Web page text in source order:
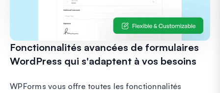
Fonctionnalités avancées de formulaires
WordPress qui s'adaptent à vos besoins
WPForms vous offre toutes les fonctionnalités